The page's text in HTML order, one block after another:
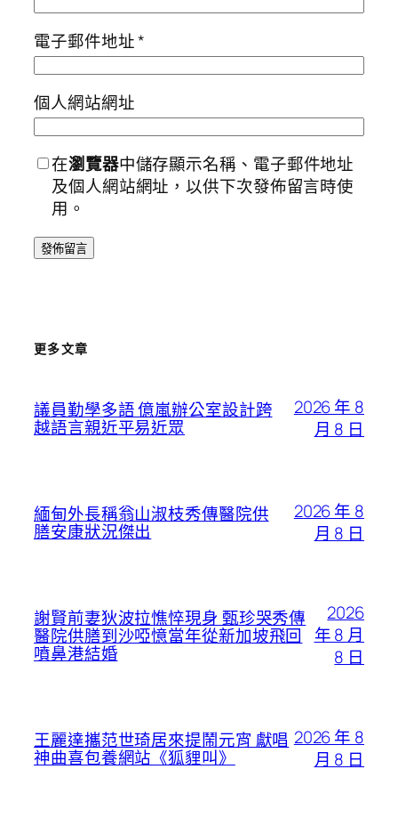
電子郵件地址*
個人網站網址
在瀏覽器中儲存顯示名稱、電子郵件地址
及個人網站網址，以供下次發佈留言時使
用。
更多文章
議員勤學多語 億嵐辦公室設計跨
越語言親近平易近眾
2026 年 8
月 8 日
緬甸外長稱翁山淑枝秀傳醫院供
膳安康狀況傑出
2026 年 8
月 8 日
謝賢前妻狄波拉憔悴現身 甄珍哭秀傳
醫院供膳到沙啞憶當年從新加坡飛回
噴鼻港結婚
2026
年 8 月
8 日
王麗達攜范世琦居來提鬧元宵 獻唱
神曲喜包養網站《狐貍叫》
2026 年 8
月 8 日